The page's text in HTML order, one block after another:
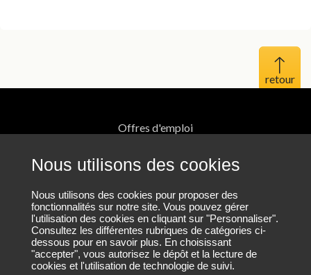
Nous utilisons des cookies
Nous utilisons des cookies pour proposer des
fonctionnalités sur notre site. Vous pouvez gérer
l'utilisation des cookies en cliquant sur "Personnaliser".
Consultez les différentes rubriques de catégories ci-
dessous pour en savoir plus. En choisissant
"accepter", vous autorisez le dépôt et la lecture de
cookies et l'utilisation de technologie de suivi.
Haut
Offres d'emploi
Protection des données personnelles
Plan du site
Nous contacter